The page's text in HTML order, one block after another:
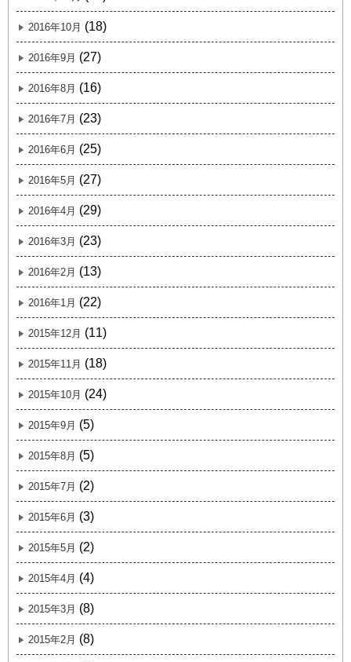
2016年10月 (18)
2016年9月 (27)
2016年8月 (16)
2016年7月 (23)
2016年6月 (25)
2016年5月 (27)
2016年4月 (29)
2016年3月 (23)
2016年2月 (13)
2016年1月 (22)
2015年12月 (11)
2015年11月 (18)
2015年10月 (24)
2015年9月 (5)
2015年8月 (5)
2015年7月 (2)
2015年6月 (3)
2015年5月 (2)
2015年4月 (4)
2015年3月 (8)
2015年2月 (8)